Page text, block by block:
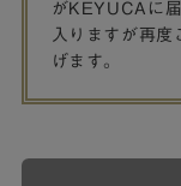
がKEYUCAに
入りますが再度
げます。